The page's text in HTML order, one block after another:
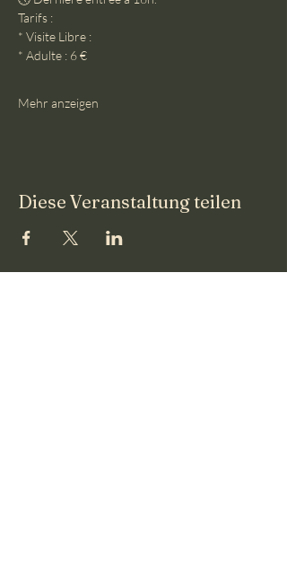
Tarifs :
* Visite Libre :
* Adulte : 6 €
Mehr anzeigen
Diese Veranstaltung teilen